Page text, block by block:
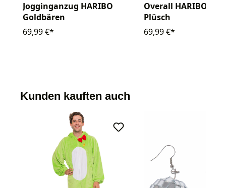
Jogginganzug HARIBO
Goldbären
69,99 €*
Overall HARIBO
Plüsch
69,99 €*
Kunden kauften auch